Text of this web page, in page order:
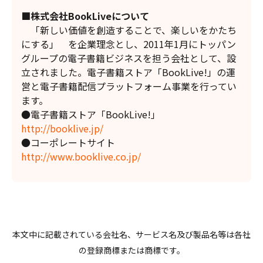
■株式会社BookLiveについて
「新しい価値を創造することで、楽しいをかたち
にする」 を企業理念とし、2011年1月にトッパン
グループの電子書籍ビジネスを担う会社として、設
立されました。電子書籍ストア「BookLive!」の運
営と電子書籍配信プラットフォーム事業を行ってい
ます。
●電子書籍ストア「BookLive!」
http://booklive.jp/
●コーポレートサイト
http://www.booklive.co.jp/
本文中に記載されている会社名、サービス名及び製品名等は各社
の登録商標または商標です。